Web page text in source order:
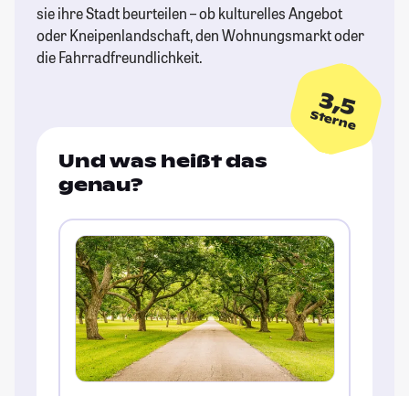
sie ihre Stadt beurteilen – ob kulturelles Angebot
oder Kneipenlandschaft, den Wohnungsmarkt oder
die Fahrradfreundlichkeit.
3,5
Sterne
Und was heißt das
genau?